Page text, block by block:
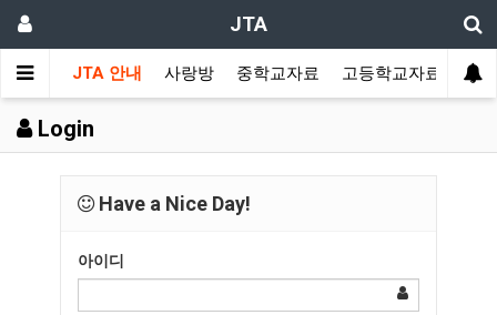
JTA
JTA 안내 사랑방 중학교자료 고등학교자료 멀
Login
Have a Nice Day!
아이디